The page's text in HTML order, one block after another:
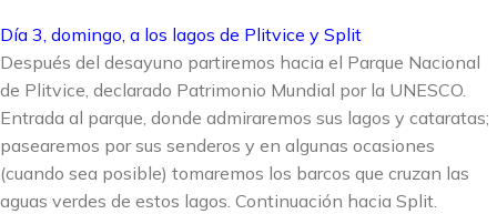
Día 3, domingo, a los lagos de Plitvice y Split
Después del desayuno partiremos hacia el Parque Nacional
de Plitvice, declarado Patrimonio Mundial por la UNESCO.
Entrada al parque, donde admiraremos sus lagos y cataratas;
pasearemos por sus senderos y en algunas ocasiones
(cuando sea posible) tomaremos los barcos que cruzan las
aguas verdes de estos lagos. Continuación hacia Split.